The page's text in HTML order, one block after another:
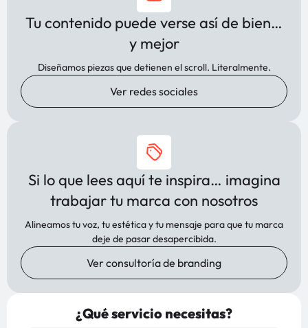
Tu contenido puede verse así de bien…
y mejor
Diseñamos piezas que detienen el scroll. Literalmente.
Ver redes sociales
Si lo que lees aquí te inspira… imagina
trabajar tu marca con nosotros
Alineamos tu voz, tu estética y tu mensaje para que tu marca
deje de pasar desapercibida.
Ver consultoría de branding
¿Qué servicio necesitas?